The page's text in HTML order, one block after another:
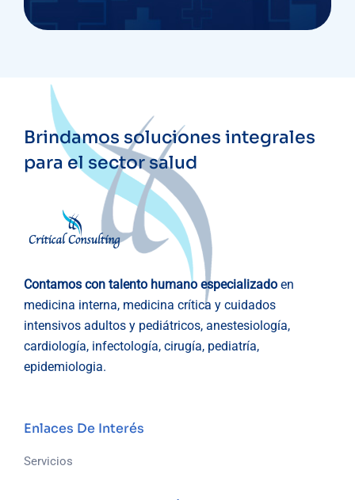
Brindamos soluciones integrales
para el sector salud
Contamos con talento humano especializado en
medicina interna, medicina crítica y cuidados
intensivos adultos y pediátricos, anestesiología,
cardiología, infectología, cirugía, pediatría,
epidemiologia.
Enlaces De Interés
Servicios